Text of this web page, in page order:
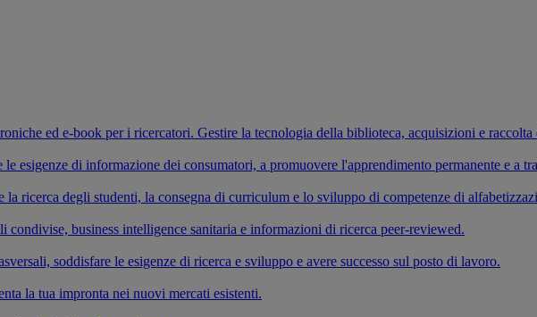
ed e-book per i ricercatori. Gestire la tecnologia della biblioteca, acquisizioni e
esigenze di informazione dei consumatori, a promuovere l'apprendimento permanente e a
ricerca degli studenti, la consegna di curriculum e lo sviluppo di competenze di
condivise, business intelligence sanitaria e informazioni di ricerca peer-reviewed.
soddisfare le esigenze di ricerca e sviluppo e avere successo sul posto di lavoro.
la tua impronta nei nuovi mercati esistenti.